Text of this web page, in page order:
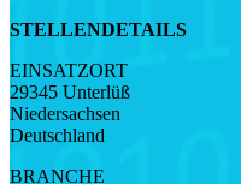
STELLENDETAILS
EINSATZORT
29345 Unterlüß
Niedersachsen
Deutschland
BRANCHE